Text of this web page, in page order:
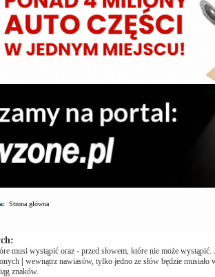
Strona główna
musi wystąpić oraz - przed słowem, które nie może wystąpić.
| wewnątrz nawiasów, tylko jedno ze słów będzie musiało
znaków.